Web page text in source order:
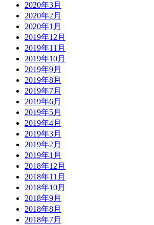
2020年3月
2020年2月
2020年1月
2019年12月
2019年11月
2019年10月
2019年9月
2019年8月
2019年7月
2019年6月
2019年5月
2019年4月
2019年3月
2019年2月
2019年1月
2018年12月
2018年11月
2018年10月
2018年9月
2018年8月
2018年7月